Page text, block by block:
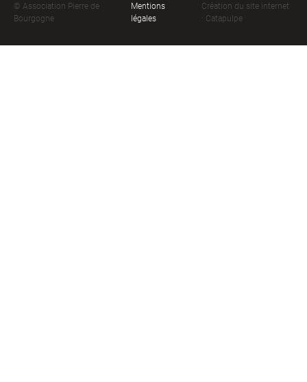
© Association Pierre de
Bourgogne
Mentions
légales
Création du site internet
: Catapulpe